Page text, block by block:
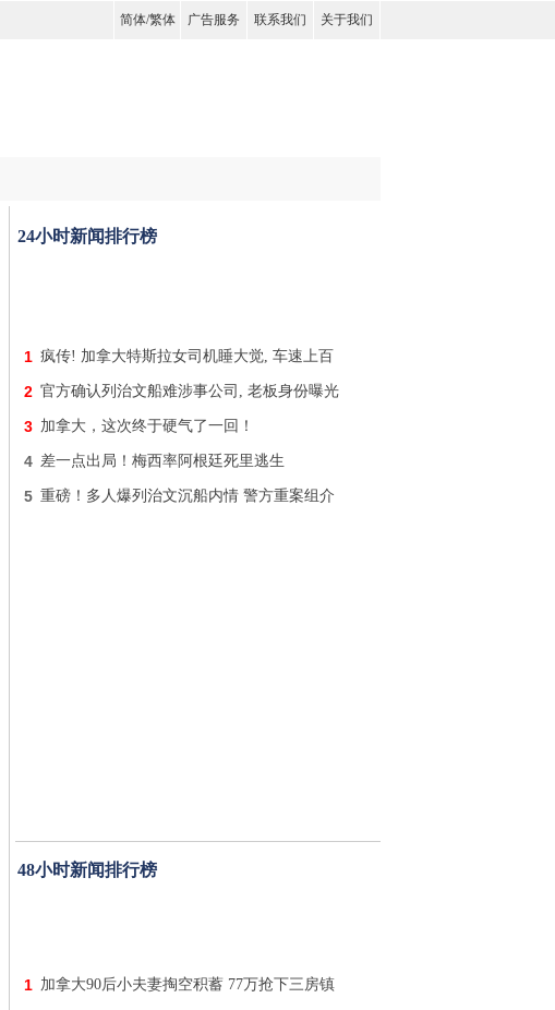
简体/繁体 广告服务 联系我们 关于我们
24小时新闻排行榜
1 疯传! 加拿大特斯拉女司机睡大觉, 车速上百
2 官方确认列治文船难涉事公司, 老板身份曝光
3 加拿大，这次终于硬气了一回！
4 差一点出局！梅西率阿根廷死里逃生
5 重磅！多人爆列治文沉船内情 警方重案组介
48小时新闻排行榜
1 加拿大90后小夫妻掏空积蓄 77万抢下三房镇